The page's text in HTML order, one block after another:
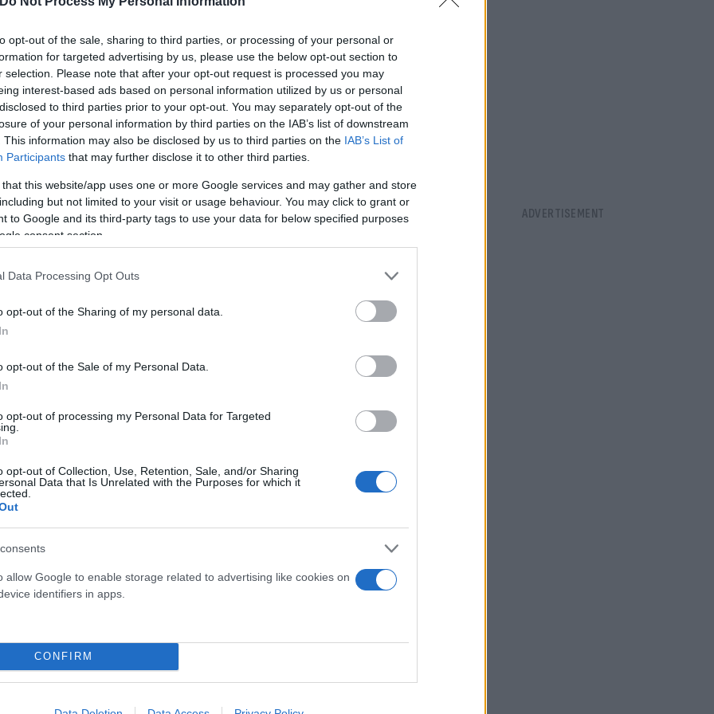
opt-out of the sale, sharing to third parties, or processing of your personal or
for targeted advertising by us, please use the below opt-out section to
selection. Please note that after your opt-out request is processed you may
interest-based ads based on personal information utilized by us or personal
to third parties prior to your opt-out. You may separately opt-out of the
of your personal information by third parties on the IAB’s list of downstream
This information may also be disclosed by us to third parties on the IAB’s List of
Participants that may further disclose it to other third parties.
that this website/app uses one or more Google services and may gather and store
but not limited to your visit or usage behaviour. You may click to grant or
to Google and its third-party tags to use your data for below specified purposes
consent section.
Data Processing Opt Outs
opt-out of the Sharing of my personal data.
opt-out of the Sale of my Personal Data.
opt-out of processing my Personal Data for Targeted
opt-out of Collection, Use, Retention, Sale, and/or Sharing
Data that Is Unrelated with the Purposes for which it
allow Google to enable storage related to advertising like cookies on
identifiers in apps.
CONFIRM
θα επιθεωρήσει τις εργασίες ναυπήγησης της φρεγάτας
Άμυνας, συνοδευόμενος από τον Γάλλο ομόλογό του και
θα παραστεί στην τελετή καθέλκυσής της.
Flash.grστην αναζήτηση τηςGoogle